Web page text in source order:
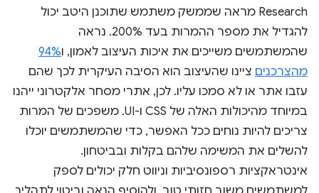
Research מראה שממשק משתמש שתוכנן היטב יכול
להגדיל את מספר ההמרות בעד 200%. נראה
שהמשתמשים משייכים את איכות העיצוב לאמון, ו94%
מהצרכנים ציינו שהעיצוב הוא הסיבה העיקרית לכך שהם
עזבו אתר או לא סמכו עליו. לכן, אתרי מסחר אלקטרוני ייהנו
במיוחד מהיכולות האלה של CSS ו-UI. משפכים של המרות
צריכים להיות נוחים ככל האפשר, כדי שהמשתמשים יוכלו
להשלים את המשימה שלהם בקלות ובביטחון.
אינטראקציות רספונסיביות וניווט חלק יכולים לספק